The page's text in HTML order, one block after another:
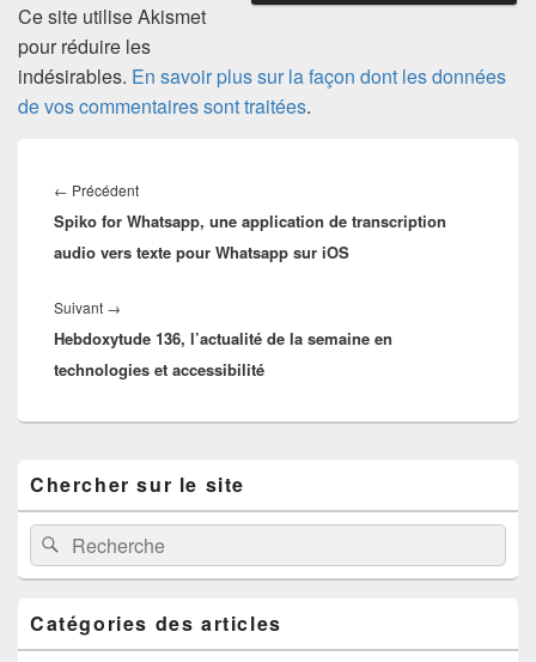
Ce site utilise Akismet
pour réduire les
indésirables. En savoir plus sur la façon dont les données
de vos commentaires sont traitées.
de
l’article
← PrécédentArticle
précédent :
Spiko for Whatsapp, une application de transcription
audio vers texte pour Whatsapp sur iOS
Suivant →
suivant :
Hebdoxytude 136, l’actualité de la semaine en
technologies et accessibilité
principale
de
widget
pour
la
latérale
Chercher sur le site
Recherche :Rechercher
Catégories des articles